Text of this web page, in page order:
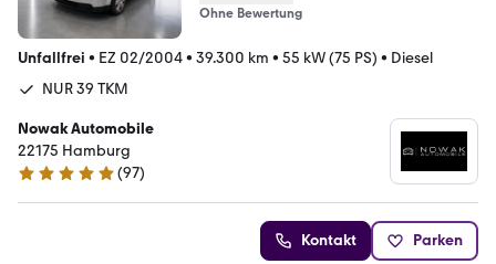
Ohne Bewertung
Unfallfrei • EZ 02/2004• 39.300 km • 55 kW (75 PS) • Diesel
NUR 39 TKM
Nowak Automobile
22175 Hamburg
4.9 Sterne
(97)
Kontakt Parken